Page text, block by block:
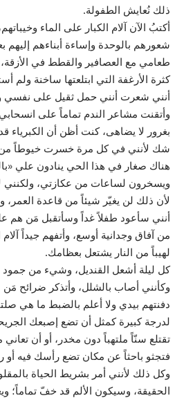
ذلك نُعايش الطفولة.
أكتبُ الآن آلام الكبار على الماء
شعورهم بالوحدة وإساءة أبناءهم
طعامي مع العصافير والقطط في
كثرة الأرغفة التي ابتلعتها ساخنة
أنني شعرت أنني حمل ثقيل على نفسي
وأتقنت مشاعر الندم تماماً على انسحابي
بغرور لا يضاهى، كنت أظن أن الكبرياء
شك لأنني في كل مرة خسرت خيوطاً من
هناك صغار في هذا الحي ينادون علي
ويسخرون لساعات من عكازتي، ولكنني
لأن ذلك لن يغيّر شيئاً من قاعدة
أنني سأعود طفلاً غداً وسأتقبل مَن هم
من آفاق وجدانية أوسع، وأتفهم جيداً
لهيباً من النار يشتعل بعظامك.
كل ليلة أشعل القنديل، وشيء من جمود
وكأنني أصاب بالشلل، وأتذكر ضرائح
دفنتهم بيدي ولا أعلم بالضبط ما هي
لدرجة كبيرة كمثل أن تضع إصبعك
تقتلع سنّاً ملتهباً دون مخدر، أو أن
فتجثو باحثاً عن مكان تضع رأسك فيه
وكل ذلك لأنني أمر بشريط الحياة
الحقيقة، وسيكون الألم قد خفّ تماماً؛